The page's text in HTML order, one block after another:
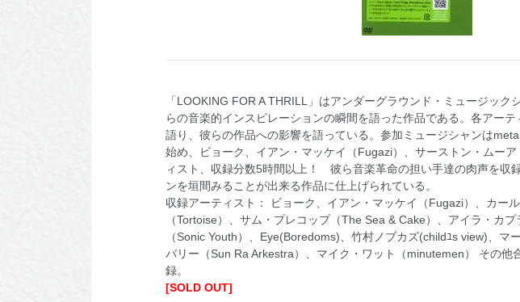
「LOOKING FOR A THRILL」はアンダーグラウンド・ミュージッ
らの音楽的インスピレーションの瞬間を語った作品である。各アー
語り、彼らの作品への影響を語っている。参加ミュージシャンは
始め、ビョーク、イアン・マッケイ（Fugazi）、サーストン・ムー
ィスト、収録分数5時間以上！ 彼ら音楽革命の担い手達の肉声を収
ンを垣間みることが出来る作品に仕上げられている。
収録アーティスト： ビョーク、イアン・マッケイ（Fugazi）、カー
（Tortoise）、サム・プレコップ（The Sea & Cake）、アイラ・カ
（Sonic Youth）、Eye(Boredoms)、竹村ノブカズ(childﾕs view)、
バリー（Sun Ra Arkestra）、マイク・ワット（minutemen） その
録。
[SOLD OUT]